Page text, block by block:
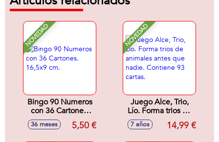
NOVEDAD
Bingo 90 Numeros
con 36 Cartones.
16,5x9 cm.
36 meses 5,50 €
NOVEDAD
Juego Alce, Trio,
Lío. Forma trios de
animales antes que
nadie. Contiene 93
7 años 14,99 €